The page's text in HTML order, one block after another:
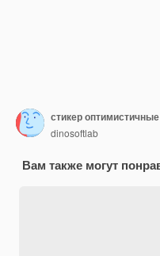
стикер
dinosoftlab
Вам также могут